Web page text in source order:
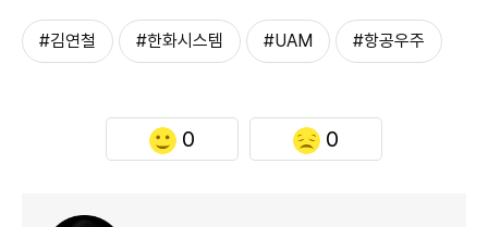
#김연철 #한화시스템 #UAM #항공우주
0 0